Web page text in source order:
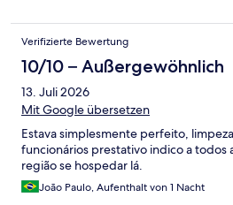
Verifizierte Bewertung
10/10 – Außergewöhnlich
13. Juli 2026
Mit Google übersetzen
Estava simplesmente perfeito,
funcionários prestativo indico a todos
região se hospedar lá.
João Paulo, Aufenthalt von 1 Nacht